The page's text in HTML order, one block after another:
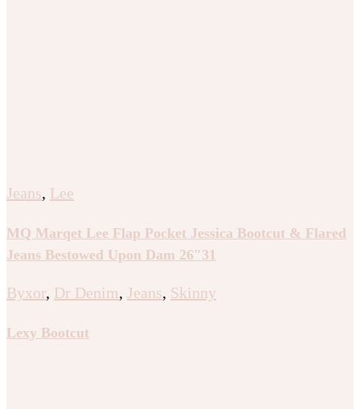
Jeans, Lee
MQ Marqet Lee Flap Pocket Jessica Bootcut & Flared
Jeans Bestowed Upon Dam 26″31
Byxor, Dr Denim, Jeans, Skinny
Lexy Bootcut